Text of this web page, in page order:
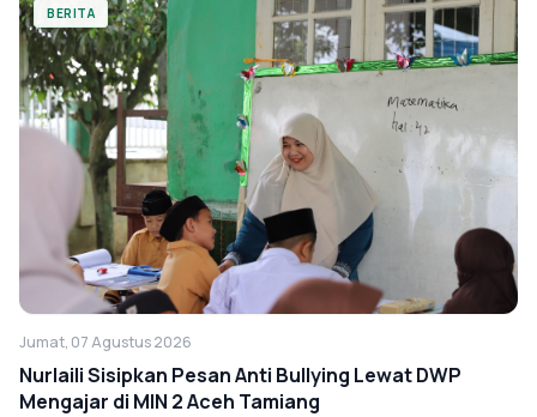
BERITA
Jumat, 07 Agustus 2026
Nurlaili Sisipkan Pesan Anti Bullying Lewat DWP
Mengajar di MIN 2 Aceh Tamiang